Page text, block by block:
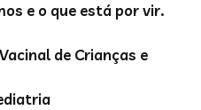
e o que está por vir.
de Crianças e